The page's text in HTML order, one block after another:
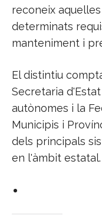
reconeix
determinats
manteniment i
El distintiu
Secretaria
autònomes i la
Municipis i
dels principals
en l'àmbit estatal.